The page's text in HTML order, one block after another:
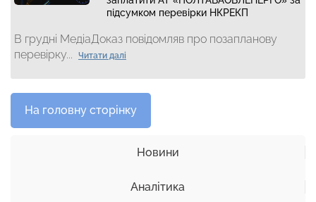
підсумком перевірки НКРЕКП
В грудні МедіаДоказ повідомляв про позапланову
перевірку...
Читати далі
На головну сторінку
Новини
Аналітика